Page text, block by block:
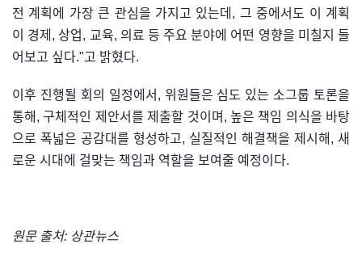
전 계획에 가장 큰 관심을 가지고 있는데, 그 중에서도 이 계획
이 경제, 상업, 교육, 의료 등 주요 분야에 어떤 영향을 미칠지 들
어보고 싶다."고 밝혔다.
이후 진행될 회의 일정에서, 위원들은 심도 있는 소그룹 토론을
통해, 구체적인 제안서를 제출할 것이며, 높은 책임 의식을 바탕
으로 폭넓은 공감대를 형성하고, 실질적인 해결책을 제시해, 새
로운 시대에 걸맞는 책임과 역할을 보여줄 예정이다.
원문 출처: 상관뉴스